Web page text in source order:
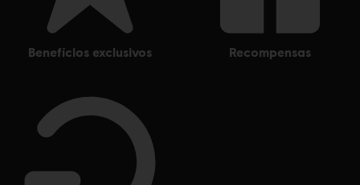
benefícios exclusivos recompensas